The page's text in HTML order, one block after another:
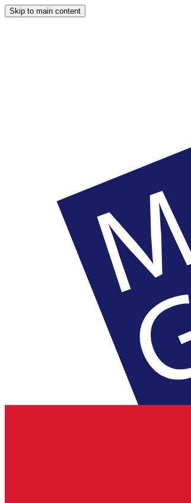
Skip to main content